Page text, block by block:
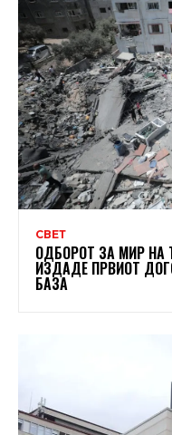
СВЕТ
ОДБОРОТ ЗА МИР НА
ИЗДАДЕ ПРВИОТ
БАЗА